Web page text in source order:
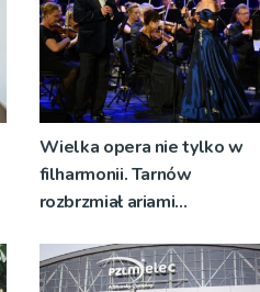
Wielka opera nie tylko w
filharmonii. Tarnów
rozbrzmiał ariami